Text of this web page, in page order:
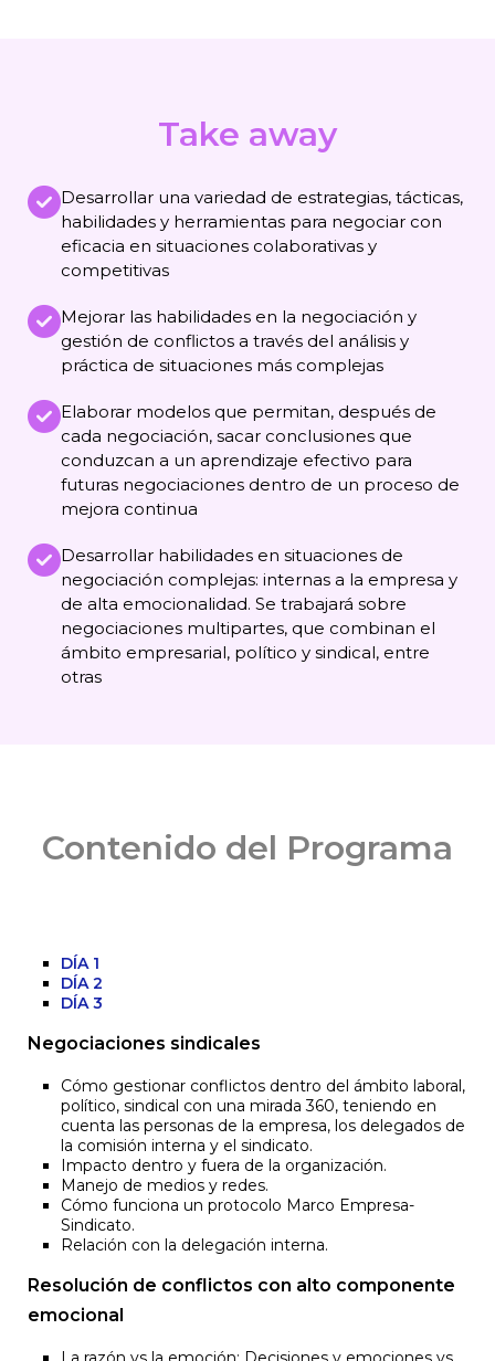
Take away
Desarrollar una variedad de estrategias, tácticas,
habilidades y herramientas para negociar con
eficacia en situaciones colaborativas y
competitivas
Mejorar las habilidades en la negociación y
gestión de conflictos a través del análisis y
práctica de situaciones más complejas
Elaborar modelos que permitan, después de
cada negociación, sacar conclusiones que
conduzcan a un aprendizaje efectivo para
futuras negociaciones dentro de un proceso de
mejora continua
Desarrollar habilidades en situaciones de
negociación complejas: internas a la empresa y
de alta emocionalidad. Se trabajará sobre
negociaciones multipartes, que combinan el
ámbito empresarial, político y sindical, entre
otras
Contenido del Programa
DÍA 1
DÍA 2
DÍA 3
Negociaciones sindicales
Cómo gestionar conflictos dentro del ámbito laboral,
político, sindical con una mirada 360, teniendo en
cuenta las personas de la empresa, los delegados de
la comisión interna y el sindicato.
Impacto dentro y fuera de la organización.
Manejo de medios y redes.
Cómo funciona un protocolo Marco Empresa-
Sindicato.
Relación con la delegación interna.
Resolución de conflictos con alto componente
emocional